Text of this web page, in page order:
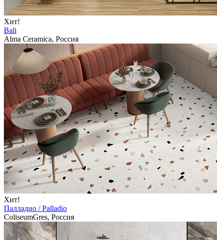
Хит!
Bali
Alma Ceramica, Россия
Хит!
Палладио / Palladio
ColiseumGres, Россия